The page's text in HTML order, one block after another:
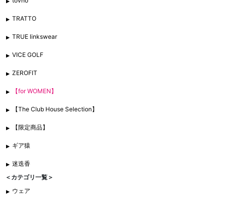
TRATTO
TRUE linkswear
VICE GOLF
ZEROFIT
【for WOMEN】
【The Club House Selection】
【限定商品】
ギア猿
迷迭香
＜カテゴリ一覧＞
ウェア